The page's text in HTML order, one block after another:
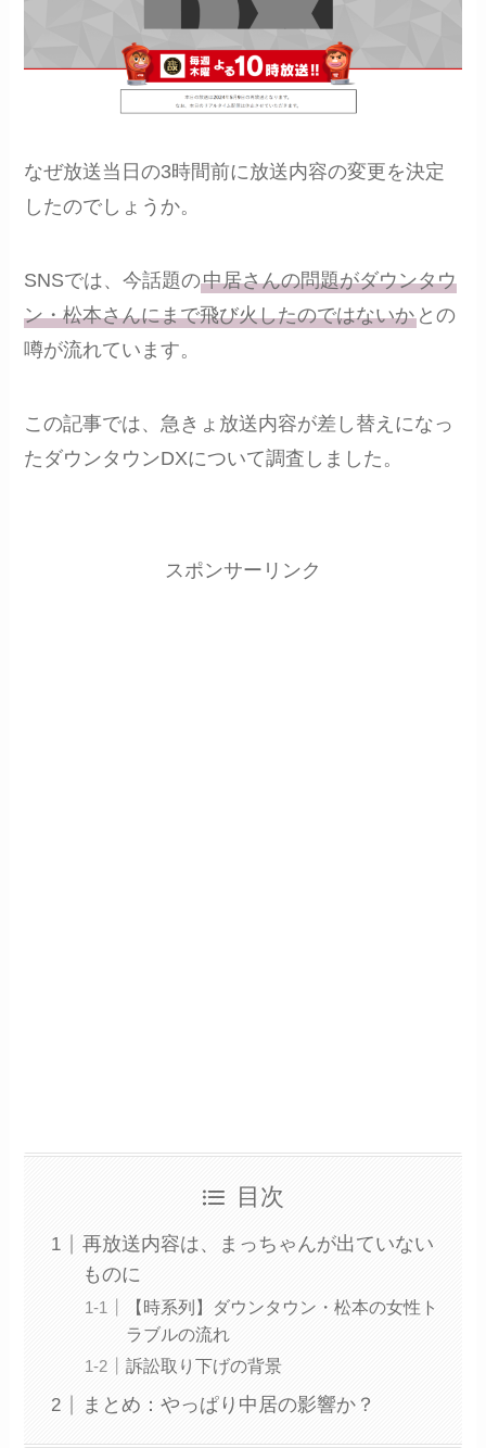
なぜ放送当日の3時間前に放送内容の変更を決定
したのでしょうか。
SNSでは、今話題の中居さんの問題がダウンタウ
ン・松本さんにまで飛び火したのではないか との
噂が流れています。
この記事では、急きょ放送内容が差し替えになっ
たダウンタウンDXについて調査しました。
スポンサーリンク
目次
再放送内容は、まっちゃんが出ていない
ものに
【時系列】ダウンタウン・松本の女性ト
ラブルの流れ
訴訟取り下げの背景
まとめ：やっぱり中居の影響か？